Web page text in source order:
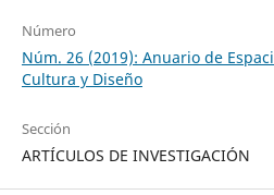
Número
Núm. 26 (2019): Anuario de
Cultura y Diseño
Sección
ARTÍCULOS DE INVESTIGACIÓN